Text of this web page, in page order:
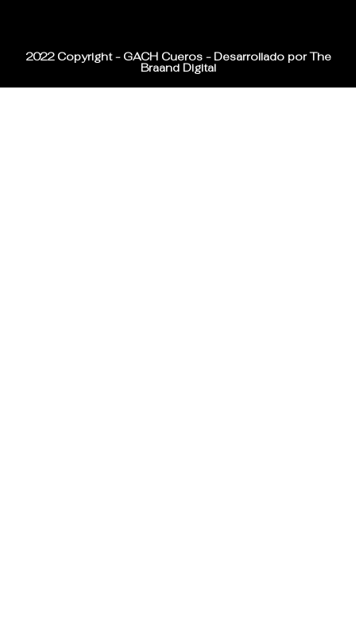
2022 Copyright - GACH Cueros - Desarrollado por The
Braand Digital